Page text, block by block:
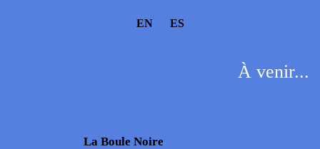
EN ES
À venir...
La Boule Noire